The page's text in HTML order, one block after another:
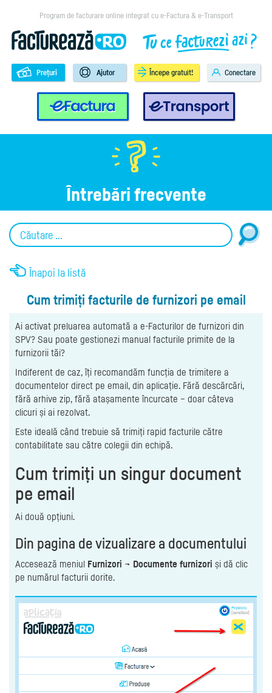
Program de facturare online integrat cu e-Factura & e-Transport
e-Factura e-Transport
Prețuri Ajutor Începe gratuit! Conectare
Întrebări frecvente
Înapoi la listă
Cum trimiți facturile de furnizori pe email
Ai activat preluarea automată a e-Facturilor de furnizori din
SPV? Sau poate gestionezi manual facturile primite de la
furnizorii tăi?
Indiferent de caz, îți recomandăm funcția de trimitere a
documentelor direct pe email, din aplicație. Fără descărcări,
fără arhive zip, fără atașamente încurcate – doar câteva
clicuri și ai rezolvat.
Este ideală când trebuie să trimiți rapid facturile către
contabilitate sau către colegii din echipă.
Cum trimiți un singur document
pe email
Ai două opțiuni.
Din pagina de vizualizare a documentului
Accesează meniul Furnizori → Documente furnizori și dă clic
pe numărul facturii dorite.